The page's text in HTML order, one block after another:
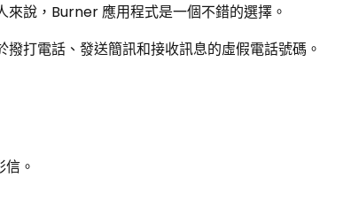
說，Burner 應用程式是一個不錯的選擇。
打電話、發送簡訊和接收訊息的虛假電話號碼。
。